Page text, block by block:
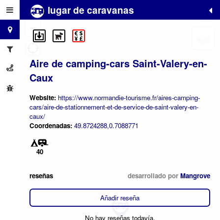
lugar de caravanas
Aire de camping-cars Saint-Valery-en-
Caux
Website: https://www.normandie-tourisme.fr/aires-camping-
cars/aire-de-stationnement-et-de-service-de-saint-valery-en-
caux/
Coordenadas: 49.8724288,0.7088771
40
reseñas desarrollado por Mangrove
Añadir reseña
No hay reseñas todavía.
+
−